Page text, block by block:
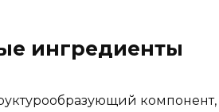
ингредиенты